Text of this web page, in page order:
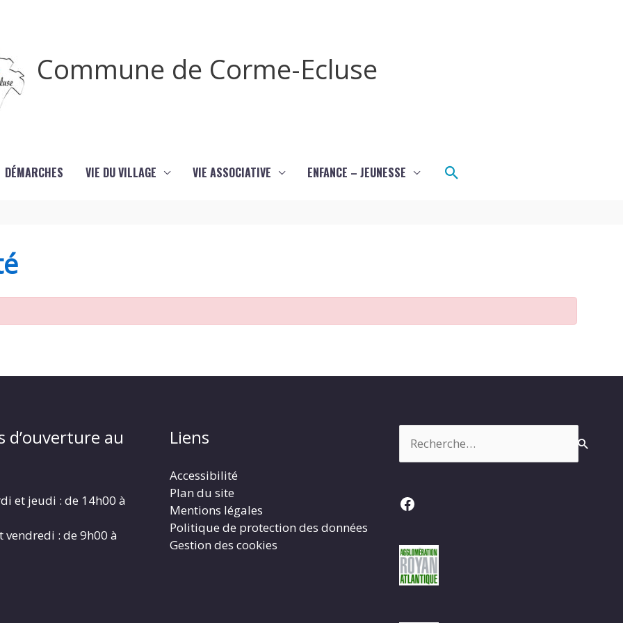
Commune de Corme-Ecluse
DÉMARCHES VIE DU VILLAGE VIE ASSOCIATIVE ENFANCE – JEUNESSE Rechercher
d’ouverture au
et jeudi : de 14h00 à
vendredi : de 9h00 à
Liens
Accessibilité
Plan du site
Mentions légales
Politique de protection des données
Gestion des cookies
Facebook